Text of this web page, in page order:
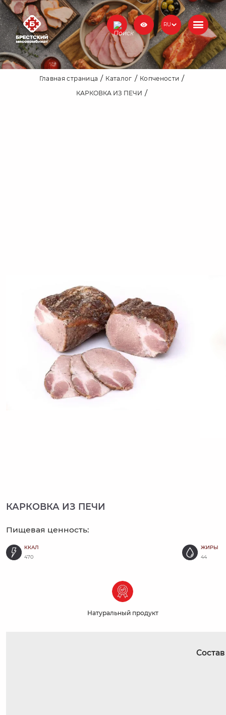
RU
Главная страница Каталог
Копчености
КАРКОВКА ИЗ ПЕЧИ
КАРКОВКА ИЗ ПЕЧИ
Пищевая ценность:
ККАЛ
470
ЖИРЫ
44
Натуральный продукт